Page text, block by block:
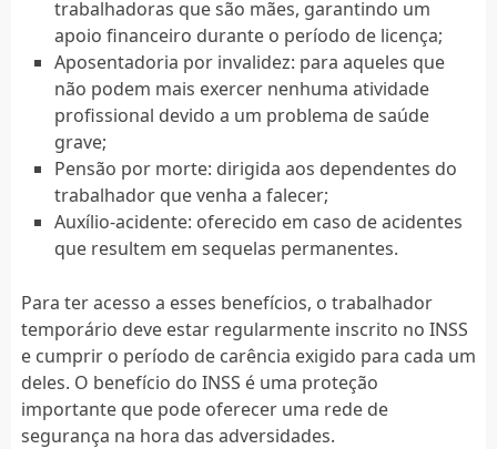
trabalhadoras que são mães, garantindo um
apoio financeiro durante o período de licença;
Aposentadoria por invalidez: para aqueles que
não podem mais exercer nenhuma atividade
profissional devido a um problema de saúde
grave;
Pensão por morte: dirigida aos dependentes do
trabalhador que venha a falecer;
Auxílio-acidente: oferecido em caso de acidentes
que resultem em sequelas permanentes.
Para ter acesso a esses benefícios, o trabalhador
temporário deve estar regularmente inscrito no INSS
e cumprir o período de carência exigido para cada um
deles. O benefício do INSS é uma proteção
importante que pode oferecer uma rede de
segurança na hora das adversidades.